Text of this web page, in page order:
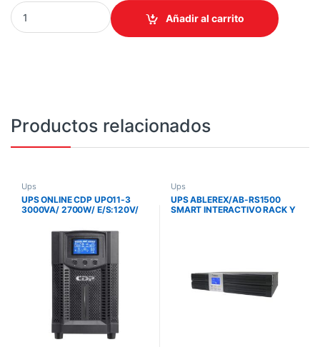
ESTACION ECOFLOW RIVER 2 256Wh 2 TOMAS USB-A USB-C
Añadir al carrito
Productos relacionados
Ups
UPS ONLINE CDP UPO11-3
3000VA/ 2700W/ E/S:120V/
Ups
UPS ABLEREX/AB-RS1500
SMART INTERACTIVO RACK Y